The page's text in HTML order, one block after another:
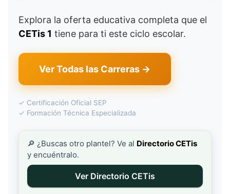
Explora la oferta educativa completa que el
CETis 1 tiene para ti este ciclo escolar.
Ver Todas las Carreras →
✓ Certificación Oficial SEP
✓ Formación Técnica Especializada
🔎 ¿Buscas otro plantel? Ve al Directorio CETis
y encuéntralo.
Ver Directorio CETis